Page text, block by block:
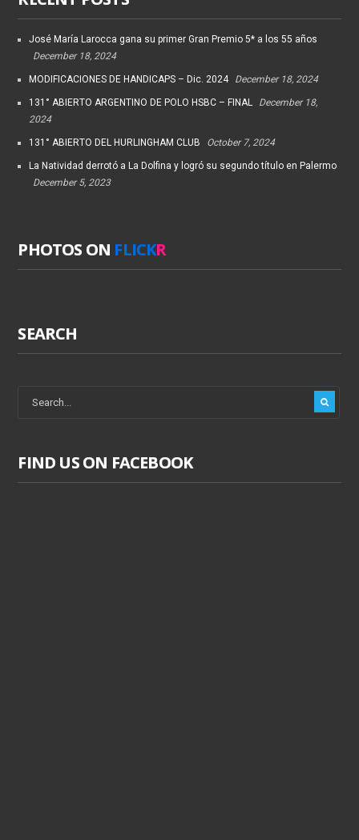
José María Larocca gana su primer Gran Premio 5* a los 55 años
December 18, 2024
MODIFICACIONES DE HANDICAPS – Dic. 2024 December 18, 2024
131° ABIERTO ARGENTINO DE POLO HSBC – FINAL
December 18,
2024
131° ABIERTO DEL HURLINGHAM CLUB October 7, 2024
La Natividad derrotó a La Dolfina y logró su segundo título en Palermo
December 5, 2023
PHOTOS ON FLICKR
SEARCH
FIND US ON FACEBOOK